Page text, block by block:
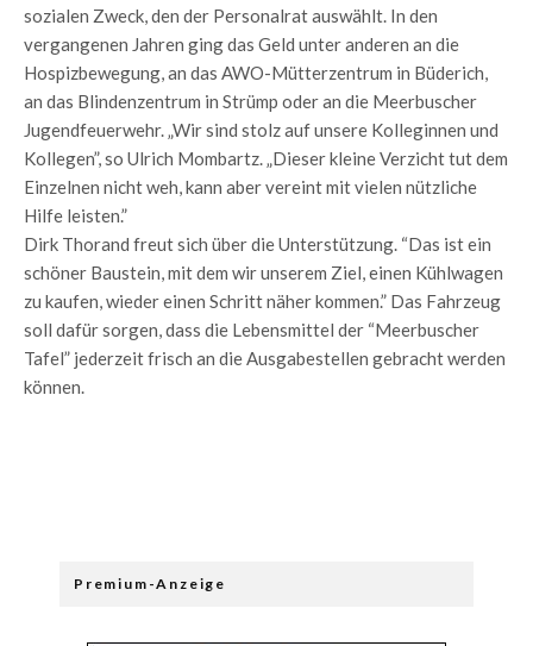
sozialen Zweck, den der Personalrat auswählt. In den
vergangenen Jahren ging das Geld unter anderen an die
Hospizbewegung, an das AWO-Mütterzentrum in Büderich,
an das Blindenzentrum in Strümp oder an die Meerbuscher
Jugendfeuerwehr. „Wir sind stolz auf unsere Kolleginnen und
Kollegen”, so Ulrich Mombartz. „Dieser kleine Verzicht tut dem
Einzelnen nicht weh, kann aber vereint mit vielen nützliche
Hilfe leisten.”
Dirk Thorand freut sich über die Unterstützung. “Das ist ein
schöner Baustein, mit dem wir unserem Ziel, einen Kühlwagen
zu kaufen, wieder einen Schritt näher kommen.” Das Fahrzeug
soll dafür sorgen, dass die Lebensmittel der “Meerbuscher
Tafel” jederzeit frisch an die Ausgabestellen gebracht werden
können.
Premium-Anzeige